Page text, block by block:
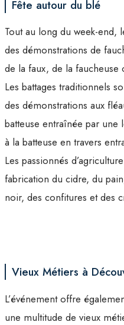
Fête autour du blé
Tout au long du week-end,
des démonstrations de
de la faux, de la faucheuse
Les battages traditionnels
des démonstrations aux
batteuse entraînée par
à la batteuse en travers
Les passionnés
fabrication du cidre, du
noir, des confitures et des
Vieux Métiers à
L’événement offre
une multitude de vieux